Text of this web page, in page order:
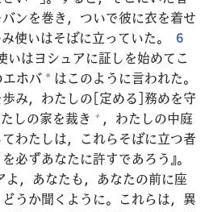
ンを巻き，ついで彼に衣を着せ
使いはそばに立っていた。
6
いはヨシュアに証しを始めてこ
エホバ * はこのように言われた。
歩み，わたしの[定める]務めを守
しの家を裁き + ，わたしの中庭
わたしは，これらそばに立つ者
必ずあなたに許すであろう』。
よ，あなたも，あなたの前に座
うか聞くように。これらは， 異